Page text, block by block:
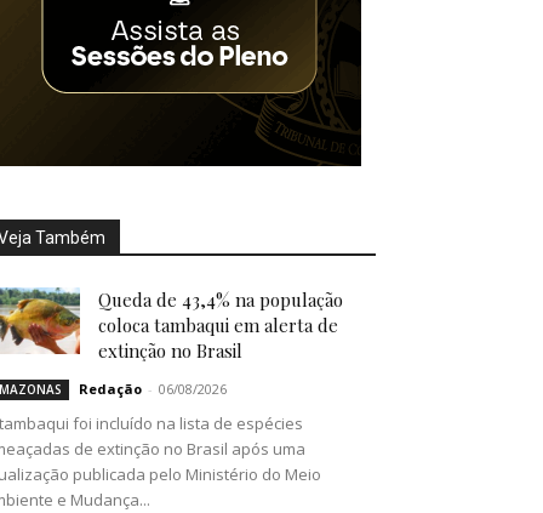
Também
Queda de 43,4% na população
coloca tambaqui em alerta de
extinção no Brasil
Redação - 06/08/2026
foi incluído na lista de espécies
de extinção no Brasil após uma
publicada pelo Ministério do Meio
e Mudança...